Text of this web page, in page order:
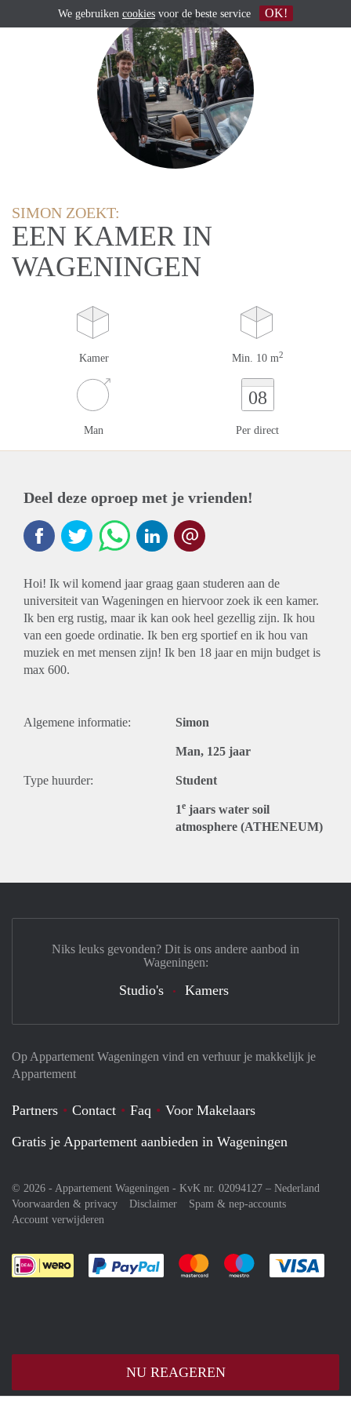
SIMON ZOEKT:
EEN KAMER IN
WAGENINGEN
Kamer Min. 10 m2
Man
08
Per direct
Deel deze oproep met je vrienden!
Hoi! Ik wil komend jaar graag gaan studeren aan de
universiteit van Wageningen en hiervoor zoek ik een kamer.
Ik ben erg rustig, maar ik kan ook heel gezellig zijn. Ik hou
van een goede ordinatie. Ik ben erg sportief en ik hou van
muziek en met mensen zijn! Ik ben 18 jaar en mijn budget is
max 600.
Algemene informatie: Simon
Man, 125 jaar
Type huurder: Student
1e jaars water soil
atmosphere (ATHENEUM)
NU REAGEREN
Op Appartement Wageningen vind en verhuur je makkelijk je
Appartement
Partners Contact Faq
Voor Makelaars
Gratis je Appartement aanbieden in Wageningen
© 2026 - Appartement Wageningen - KvK nr. 02094127 – Nederland
Voorwaarden & privacy
Disclaimer
Spam & nep-accounts
Account verwijderen
Je rekent gemakkelijk af met Paypal
Je rekent gemakkelijk af met
Je rekent
Niks leuks gevonden? Dit is ons andere aanbod in
Wageningen:
Studio's Kamers
We gebruiken cookies voor de beste service OK!